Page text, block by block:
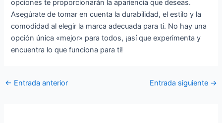
opciones te proporcionarán la apariencia que deseas.
Asegúrate de tomar en cuenta la durabilidad, el estilo y la
comodidad al elegir la marca adecuada para ti. No hay una
opción única «mejor» para todos, ¡así que experimenta y
encuentra lo que funciona para ti!
Navegación
← Entrada anterior Entrada siguiente →